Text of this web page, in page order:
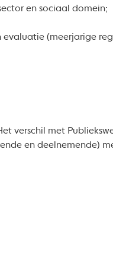
en sociaal domein;
(meerjarige
verschil met
en deelnemende)